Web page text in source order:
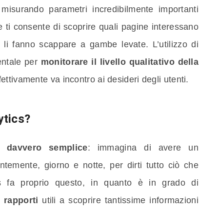
parametri incredibilmente importanti
ti consente di scoprire quali pagine interessano
fanno scappare a gambe levate. L’utilizzo di
per monitorare il livello qualitativo della
va incontro ai desideri degli utenti.
semplice: immagina di avere un
giorno e notte, per dirti tutto ciò che
fa proprio questo, in quanto è in grado di
rapporti utili a scoprire tantissime informazioni